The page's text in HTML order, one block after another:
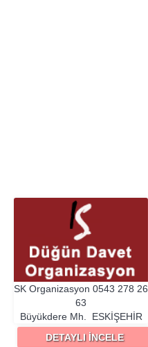
SK Organizasyon 0543 278 26
63
Büyükdere Mh. ESKIŞEHIR
DETAYLI İNCELE